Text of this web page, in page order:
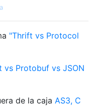
"Thrift vs Protocol
vs Protobuf vs JSON
de la caja AS3, C